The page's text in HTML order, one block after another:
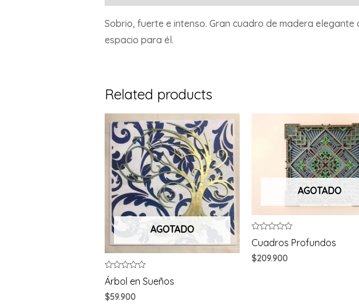
Sobrio, fuerte e intenso. Gran cuadro de madera
espacio para él.
Related products
AGOTADO
Rated
0
out
of
Árbol en Sueños
$59.900
AGOTADO
Rated
0
out
of
Cuadros Profundos
$209.900